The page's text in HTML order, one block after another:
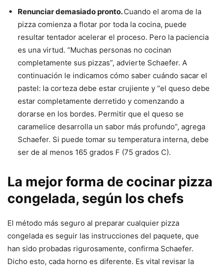
Renunciar demasiado pronto.Cuando el aroma de la
pizza comienza a flotar por toda la cocina, puede
resultar tentador acelerar el proceso. Pero la paciencia
es una virtud. “Muchas personas no cocinan
completamente sus pizzas”, advierte Schaefer. A
continuación le indicamos cómo saber cuándo sacar el
pastel: la corteza debe estar crujiente y “el queso debe
estar completamente derretido y comenzando a
dorarse en los bordes. Permitir que el queso se
caramelice desarrolla un sabor más profundo”, agrega
Schaefer. Si puede tomar su temperatura interna, debe
ser de al menos 165 grados F (75 grados C).
La mejor forma de cocinar pizza
congelada, según los chefs
El método más seguro al preparar cualquier pizza
congelada es seguir las instrucciones del paquete, que
han sido probadas rigurosamente, confirma Schaefer.
Dicho esto, cada horno es diferente. Es vital revisar la